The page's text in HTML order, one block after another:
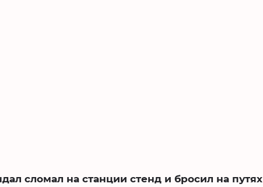
сломал на станции стенд и бросил на путях